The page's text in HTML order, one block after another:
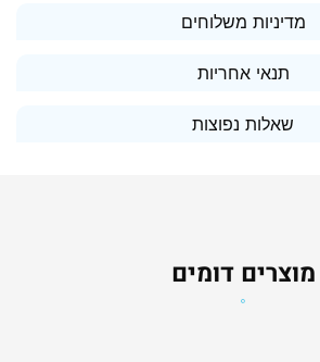
מדיניות משלוחים
תנאי אחריות
שאלות נפוצות
מוצרים דומים